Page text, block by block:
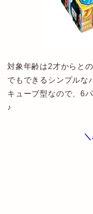
対象年齢は2才からと
でもできるシンプルな
キューブ型なので、6
♪